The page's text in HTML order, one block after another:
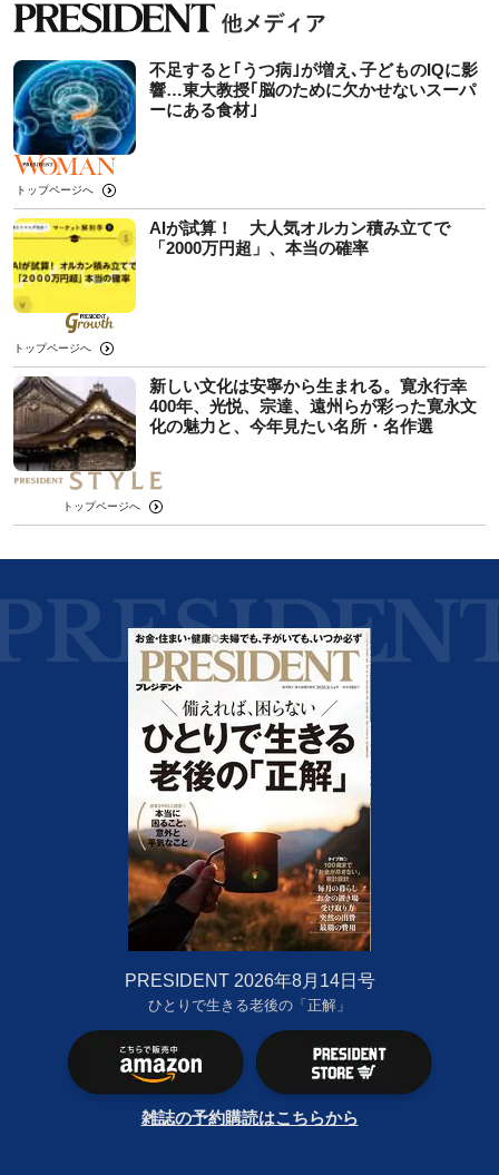
不足すると｢うつ病｣が増え､子どものIQに影
響…東大教授｢脳のために欠かせないスーパ
ーにある食材｣
トップページへ
AIが試算！ 大人気オルカン積み立てで
「2000万円超」、本当の確率
トップページへ
新しい文化は安寧から生まれる。寛永行幸
400年、光悦、宗達、遠州らが彩った寛永文
化の魅力と、今年見たい名所・名作選
トップページへ
PRESIDENT 2026年8月14日号
ひとりで生きる老後の「正解」
雑誌の予約購読はこちらから